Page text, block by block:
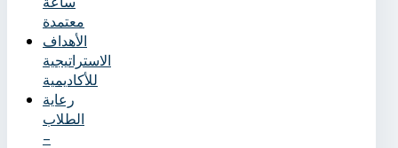
معتمدة
الأهداف
الاستراتيجية
للأكاديمية
رعاية
الطلاب
–